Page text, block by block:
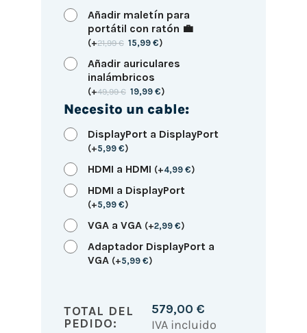
Añadir maletín para
portátil con ratón 💼
(+21,99€ 15,99€)
Añadir auriculares
inalámbricos
(+49,99€ 19,99€)
Necesito un cable:
DisplayPort a DisplayPort
(+5,99 €)
HDMI a HDMI (+4,99 €)
HDMI a DisplayPort
(+5,99 €)
VGA a VGA (+2,99 €)
Adaptador DisplayPort a
VGA (+5,99 €)
TOTAL DEL
PEDIDO:
579,00 €
IVA incluido